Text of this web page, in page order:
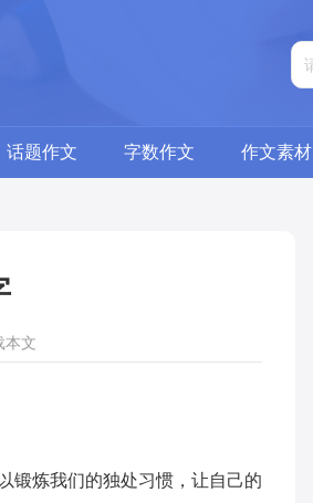
话题作文 字数作文 作文素材
本文
锻炼我们的独处习惯，让自己的